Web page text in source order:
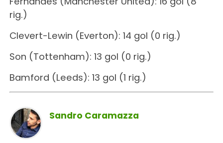
rig.)
Clevert-Lewin (Everton): 14 gol (0 rig.)
Son (Tottenham): 13 gol (0 rig.)
Bamford (Leeds): 13 gol (1 rig.)
Sandro Caramazza